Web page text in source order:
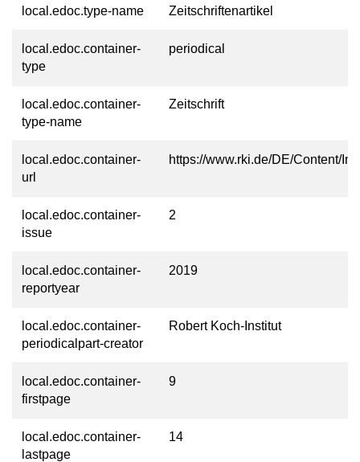
local.edoc.type-name Zeitschriftenartikel
local.edoc.container-
type
periodical
local.edoc.container-
type-name
Zeitschrift
local.edoc.container-
url
https://www.rki.de/DE/Content/
local.edoc.container-
issue
2
local.edoc.container-
reportyear
2019
local.edoc.container-
periodicalpart-creator
Robert Koch-Institut
local.edoc.container-
firstpage
9
local.edoc.container-
lastpage
14